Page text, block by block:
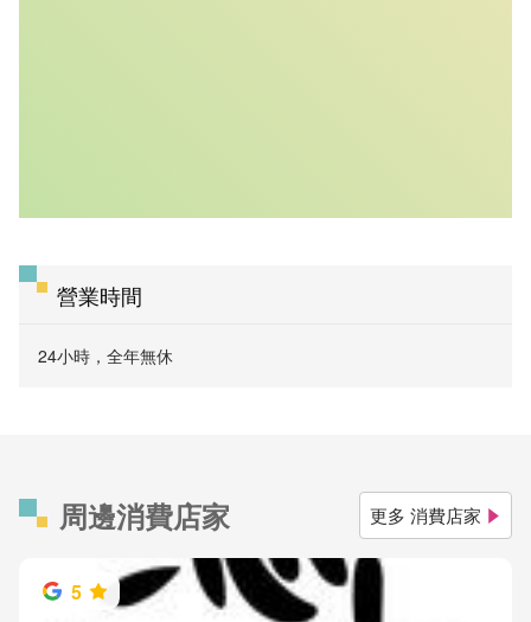
營業時間
24小時，全年無休
周邊消費店家 更多 消費店家
5